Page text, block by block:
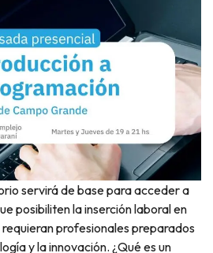
servirá de base para acceder a
posibiliten la inserción laboral en
profesionales preparados
y la innovación. ¿Qué es un